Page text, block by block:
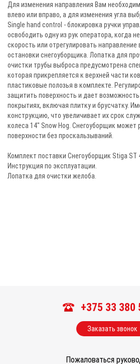
Для изменения направления Вам
влево или вправо, а для изменения угла
Single hand control - блокировка ручки
освободить одну из рук оператора, когда
скорость или отрегулировать направление
остановки снегоуборщика. Лопатка для
очистки трубы выброса предусмотрена
которая прикрепляется к верхней части
пластиковые полозья в комплекте.
защитить поверхность и дает
покрытиях, включая плитку и брусчатку.
конструкцию, что увеличивает их срок
колеса 14" Snow Hog. Снегоуборщик может
поверхности без проскальзываний.
Комплект поставки Снегоуборщик Stiga ST
Инструкция по эксплуатации.
Лопатка для очистки желоба.
+375 33 380
Заказать звонок
Пожаловаться